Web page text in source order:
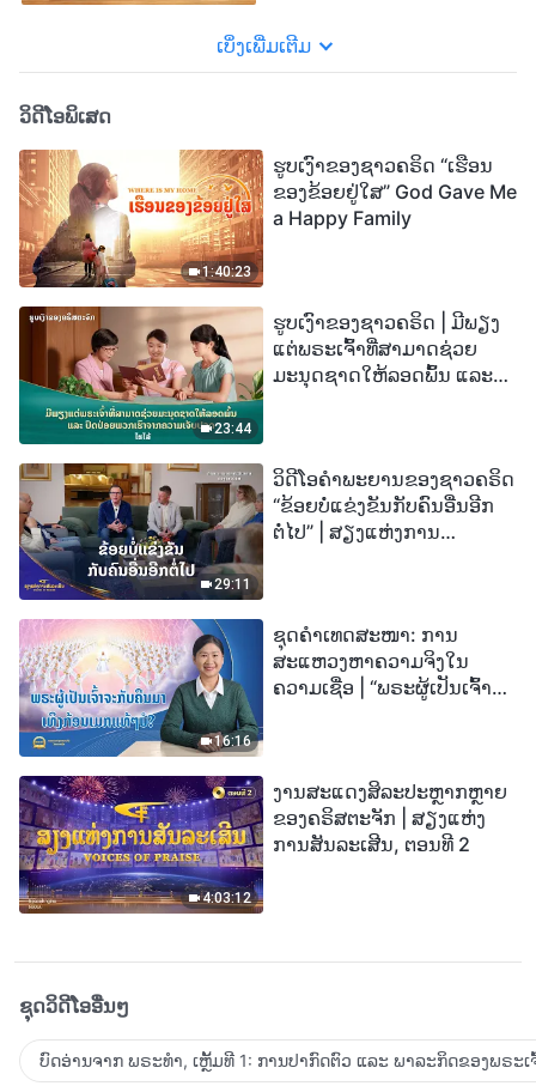
ເບິ່ງເພີ່ມເຕີມ
ວິດີໂອພິເສດ
1:40:23
ຮູບເງົາຂອງຊາວຄຣິດ “ເຮືອນ
ຂອງຂ້ອຍຢູ່ໃສ” God Gave Me
a Happy Family
23:44
ຮູບເງົາຂອງຊາວຄຣິດ | ມີພຽງ
ແຕ່ພຣະເຈົ້າທີ່ສາມາດຊ່ວຍ
ມະນຸດຊາດໃຫ້ລອດພົ້ນ ແລະ
29:11
ວິດີໂອຄຳພະຍານຂອງຊາວຄຣິດ
“ຂ້ອຍບໍ່ແຂ່ງຂັນກັບຄົນອື່ນອີກ
ຕໍ່ໄປ” | ສຽງແຫ່ງການ
16:16
ຊຸດຄຳເທດສະໜາ: ການ
ສະແຫວງຫາຄວາມຈິງໃນ
ຄວາມເຊື່ອ | “ພຣະຜູ້ເປັນເຈົ້າຈະ
4:03:12
ງານສະແດງສິລະປະຫຼາກຫຼາຍ
ຂອງຄຣິສຕະຈັກ | ສຽງແຫ່ງ
ການສັນລະເສີນ, ຕອນທີ 2
ຊຸດວິດີໂອອື່ນໆ
ບົດອ່ານຈາກ ພຣະທຳ, ເຫຼັ້ມທີ 1: ການປາກົດຕົວ ແລະ ພາລະກິດຂອງພຣະເ